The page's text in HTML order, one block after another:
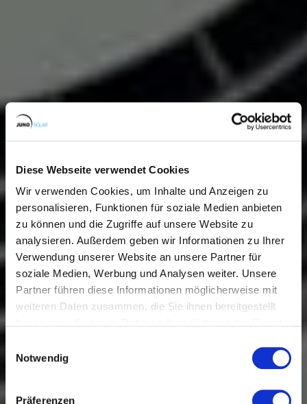
Diese Webseite verwendet Cookies
Wir verwenden Cookies, um Inhalte und Anzeigen zu
personalisieren, Funktionen für soziale Medien anbieten
zu können und die Zugriffe auf unsere Website zu
analysieren. Außerdem geben wir Informationen zu Ihrer
Verwendung unserer Website an unsere Partner für
soziale Medien, Werbung und Analysen weiter. Unsere
Partner führen diese Informationen möglicherweise mit
weiteren Daten zusammen, die Sie ihnen bereitgestellt
Notwendig
Präferenzen